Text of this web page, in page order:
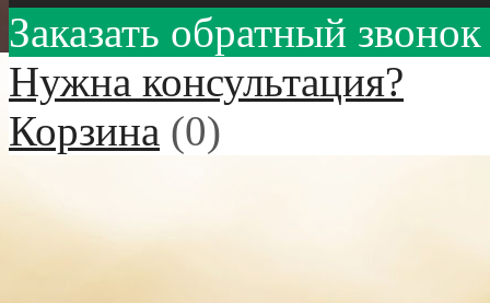
Заказать обратный звонок
Нужна консультация?
Корзина (0)